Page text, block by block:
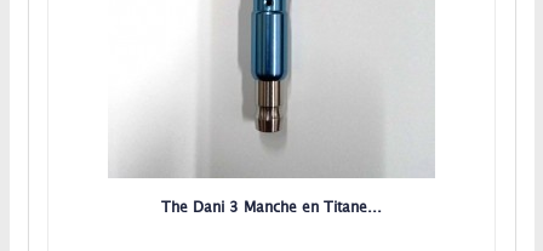
The Dani 3 Manche en Titane...